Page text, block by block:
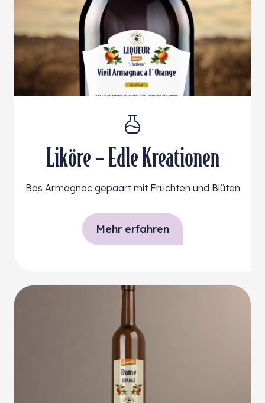
Liköre – Edle Kreationen
Bas Armagnac gepaart mit Früchten und Blüten
Mehr erfahren